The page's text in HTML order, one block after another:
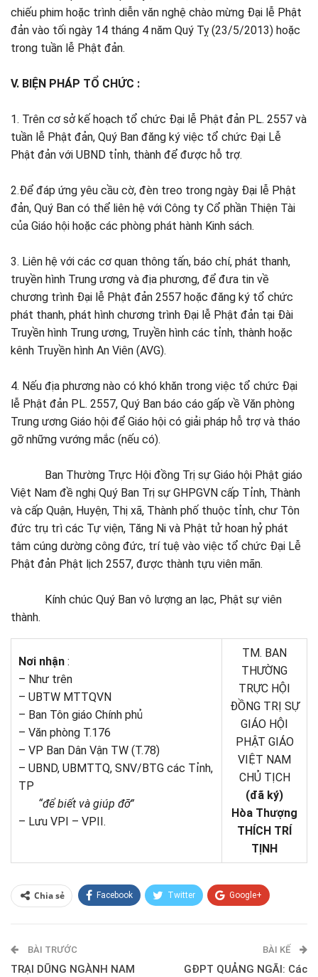
chiếu phim hoặc trình diễn văn nghệ chào mừng Đại lễ Phật
đản vào tối ngày 14 tháng 4 năm Quý Tỵ (23/5/2013) hoặc
trong tuần lễ Phật đản.
V. BIỆN PHÁP TỔ CHỨC :
1. Trên cơ sở kế hoạch tổ chức Đại lễ Phật đản PL. 2557 và
tuần lễ Phật đản, Quý Ban đăng ký việc tổ chức Đại Lễ
Phật đản với UBND tỉnh, thành để được hỗ trợ.
2.Để đáp ứng yêu cầu cờ, đèn treo trong ngày Đại lễ Phật
đản, Quý Ban có thể liên hệ với Công ty Cổ phần Thiện Tài
của Giáo hội hoặc các phòng phát hành Kinh sách.
3. Liên hệ với các cơ quan thông tấn, báo chí, phát thanh,
truyền hình Trung ương và địa phương, để đưa tin về
chương trình Đại lễ Phật đản 2557 hoặc đăng ký tổ chức
phát thanh, phát hình chương trình Đại lễ Phật đản tại Đài
Truyền hình Trung ương, Truyền hình các tỉnh, thành hoặc
kênh Truyền hình An Viên (AVG).
4. Nếu địa phương nào có khó khăn trong việc tổ chức Đại
lễ Phật đản PL. 2557, Quý Ban báo cáo gấp về Văn phòng
Trung ương Giáo hội để Giáo hội có giải pháp hỗ trợ và tháo
gỡ những vướng mắc (nếu có).
Ban Thường Trực Hội đồng Trị sự Giáo hội Phật giáo
Việt Nam đề nghị Quý Ban Trị sự GHPGVN cấp Tỉnh, Thành
và cấp Quận, Huyện, Thị xã, Thành phố thuộc tỉnh, chư Tôn
đức trụ trì các Tự viện, Tăng Ni và Phật tử hoan hỷ phát
tâm cúng dường công đức, trí tuệ vào việc tổ chức Đại Lễ
Phật đản Phật lịch 2557, được thành tựu viên mãn.
Kính chúc Quý Ban vô lượng an lạc, Phật sự viên
thành.
Nơi nhận :
– Như trên
– UBTW MTTQVN
– Ban Tôn giáo Chính phủ
– Văn phòng T.176
– VP Ban Dân Vận TW (T.78)
– UBND, UBMTTQ, SNV/BTG các Tỉnh,
TP
“để biết và giúp đỡ”
– Lưu VPI – VPII.
TM. BAN
THƯỜNG
TRỰC HỘI
ĐỒNG TRỊ SỰ
GIÁO HỘI
PHẬT GIÁO
VIỆT NAM
CHỦ TỊCH
(đã ký)
Hòa Thượng
THÍCH TRÍ
TỊNH
Chia sẻ Facebook Twitter Google+
E-mail
BÀI TRƯỚC
TRẠI DŨNG NGÀNH NAM
BÀI KẾ
GĐPT QUẢNG NGÃI: Các